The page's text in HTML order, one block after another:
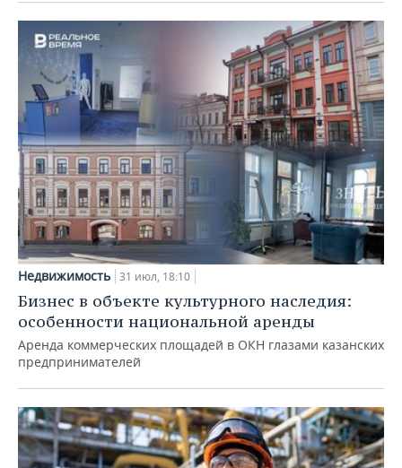
Недвижимость 31 июл, 18:10
Бизнес в объекте культурного наследия:
особенности национальной аренды
Аренда коммерческих площадей в ОКН глазами казанских
предпринимателей